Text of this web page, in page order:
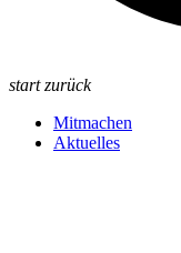
start zurück
Mitmachen
Aktuelles